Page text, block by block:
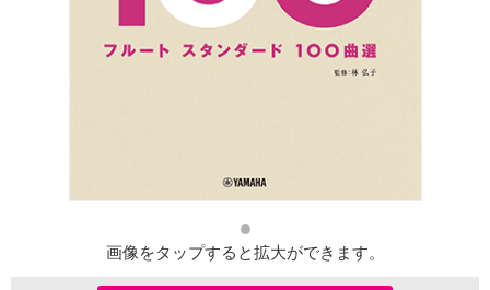
画像をタップすると拡大ができます。